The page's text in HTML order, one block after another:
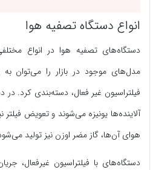
انواع دستگاه تصفیه هوا
دستگاه‌های تصفیه هوا در انواع
مدل‌های موجود در بازار را می‌توان
فیلتراسیون غیر فعال، دسته‌بندی کرد. در
آلاینده‌ها یونیزه می‌شوند و تعویض فیلتر
هوای آن‌ها، گاز مضر اوزن نیز تولید
دستگاه‌های با فیلتراسیون غیرفعال،